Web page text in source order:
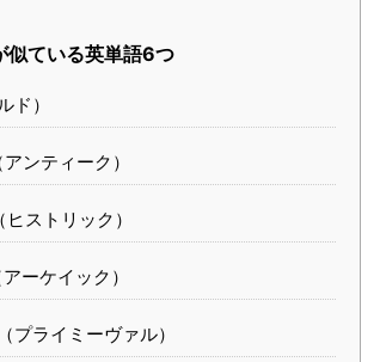
ている英単語6つ
ド）
ンティーク）
ストリック）
ーケイック）
プライミーヴァル）